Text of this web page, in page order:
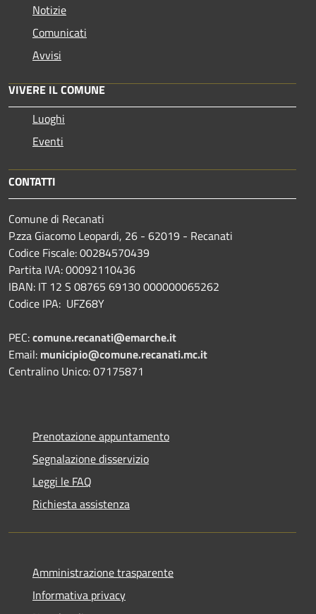
Notizie
Comunicati
Avvisi
VIVERE IL COMUNE
Luoghi
Eventi
CONTATTI
Comune di Recanati
P.zza Giacomo Leopardi, 26 - 62019 - Recanati
Codice Fiscale: 00284570439
Partita IVA: 00092110436
IBAN: IT 12 S 08765 69130 000000065262
Codice IPA: UFZ68Y
PEC:comune.recanati@emarche.it
Email: municipio@comune.recanati.mc.it
Centralino Unico: 07175871
Prenotazione appuntamento
Segnalazione disservizio
Leggi le FAQ
Richiesta assistenza
Amministrazione trasparente
Informativa privacy